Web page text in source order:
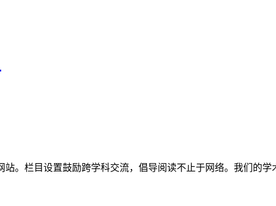
站。栏目设置鼓励跨学科交流，倡导阅读不止于网络。我们的